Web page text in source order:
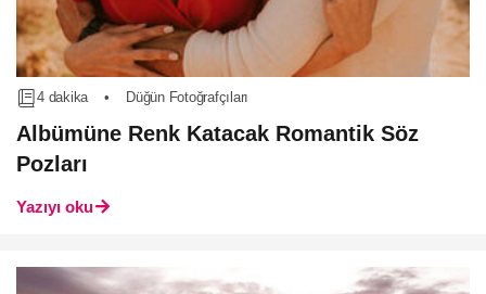
4 dakika • Düğün Fotoğrafçıları
Albümüne Renk Katacak Romantik Söz
Pozları
Yazıyı oku